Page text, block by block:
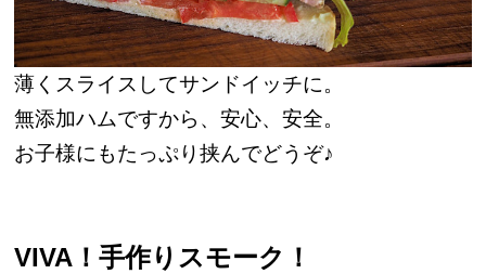
薄くスライスしてサンドイッチに。
無添加ハムですから、安心、安全。
お子様にもたっぷり挟んでどうぞ♪
VIVA！手作りスモーク！